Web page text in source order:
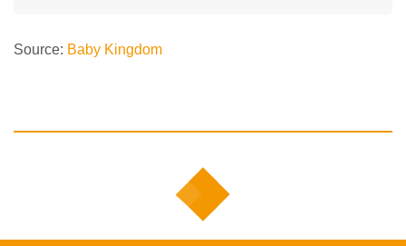
Source: Baby Kingdom